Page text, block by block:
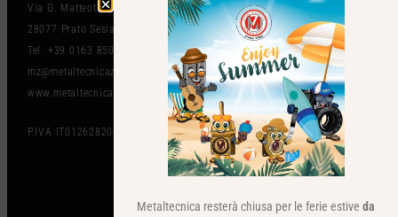
Via G. Matteotti 102 BIS
28077 Prato Sesia (NO) Italy
Tel. +39 0163 850497
mz@metaltecnicazanolo.com
www.metaltecnicazanolo.com
P.IVA IT01262820036
Metaltecnica resterà chiusa per le ferie estive da